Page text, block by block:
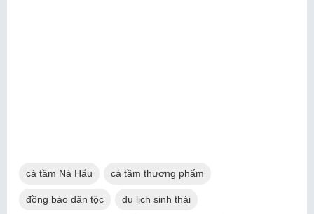
cá tầm Nà Hẩu cá tầm thương phẩm
đồng bào dân tộc du lịch sinh thái